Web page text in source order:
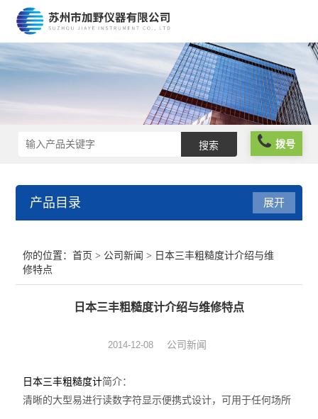
拨号
产品目录
球栅尺
sony
展开
你的位置：首页 > 公司新闻 > 日本三丰粗糙度计介绍与维
修特点
日本三丰粗糙度计介绍与维修特点
2014-12-08 公司新闻
日本三丰粗糙度计简介：
清晰的大型易进行读数字符显示便携式设计，可用于任何场所